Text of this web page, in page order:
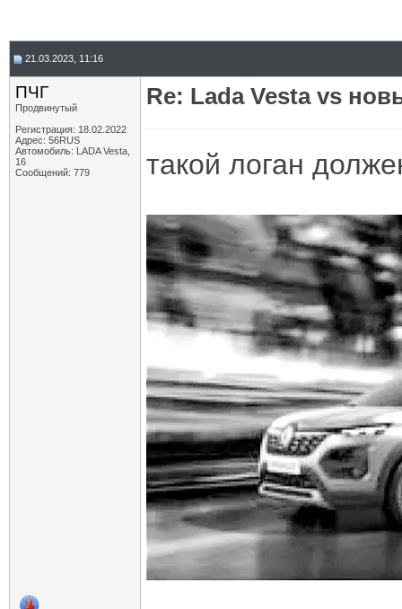
21.03.2023, 11:16
ПЧГ
Продвинутый
Регистрация: 18.02.2022
Адрес: 56RUS
Автомобиль: LADA Vesta,
16
Сообщений: 779
Re: Lada Vesta vs
такой логан